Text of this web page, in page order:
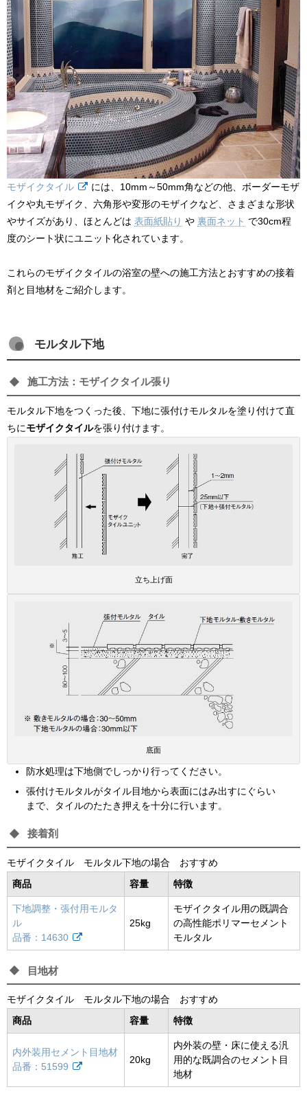
モザイクタイル
には、10mm～50mm角などの他、ボーダーモザ
イクや丸モザイク、六角形や変形のモザイクなど、さまざまな形状
やサイズがあり、ほとんどは 表面紙貼り や 裏面ネット で30cm程
度のシート状にユニット化されています。
これらのモザイクタイルの浴室の壁への施工方法とおすすめの接着
剤と目地材をご紹介します。
モルタル下地
施工方法：モザイクタイル張り
モルタル下地をつくった後、下地に張付けモルタルを塗り付けて直
ちに モザイクタイルを張り付けます。
立ち上げ面
底面
防水処理は下地側でしっかり行ってください。
張付けモルタルがタイル目地から表面にはみ出すにぐらい
まで、タイルのたたき押えを十分に行います。
接着剤
モザイクタイル モルタル下地の場合 おすすめ
商品 容量 特徴
下地調整・張付用モルタ
ル
品番：14630
25kg
モザイクタイル用の既調合
の高性能ポリマーセメント
モルタル
目地材
モザイクタイル モルタル下地の場合 おすすめ
商品 容量 特徴
内外装用セメント目地材
品番：51599
20kg
内外装の壁・床に使える汎
用的な既調合のセメント目
地材